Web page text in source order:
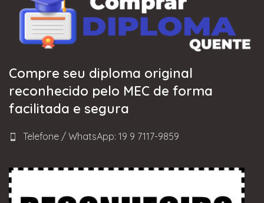
Compre seu diploma original
reconhecido pelo MEC de forma
facilitada e segura
Telefone / WhatsApp: 19 9 7117-9859